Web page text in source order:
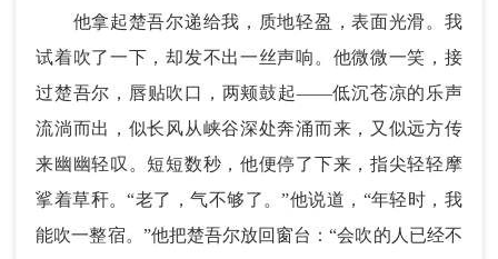
他拿起楚吾尔递给我，质地轻盈，表面光滑。我
试着吹了一下，却发不出一丝声响。他微微一笑，接
过楚吾尔，唇贴吹口，两颊鼓起——低沉苍凉的乐声
流淌而出，似长风从峡谷深处奔涌而来，又似远方传
来幽幽轻叹。短短数秒，他便停了下来，指尖轻轻摩
挲着草秆。“老了，气不够了。”他说道，“年轻时，我
能吹一整宿。”他把楚吾尔放回窗台：“会吹的人已经不